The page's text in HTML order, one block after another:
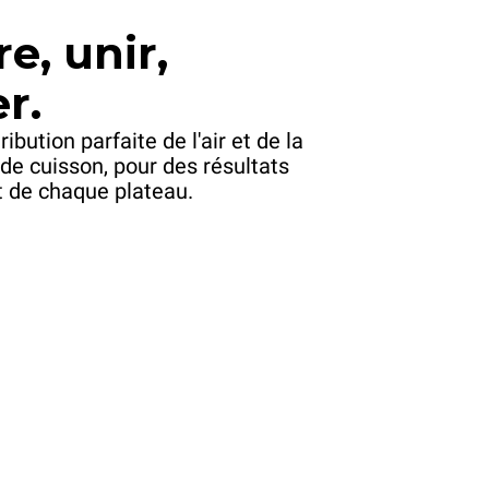
unir,
parfaite de l'air et de la
cuisson, pour des résultats
chaque plateau.